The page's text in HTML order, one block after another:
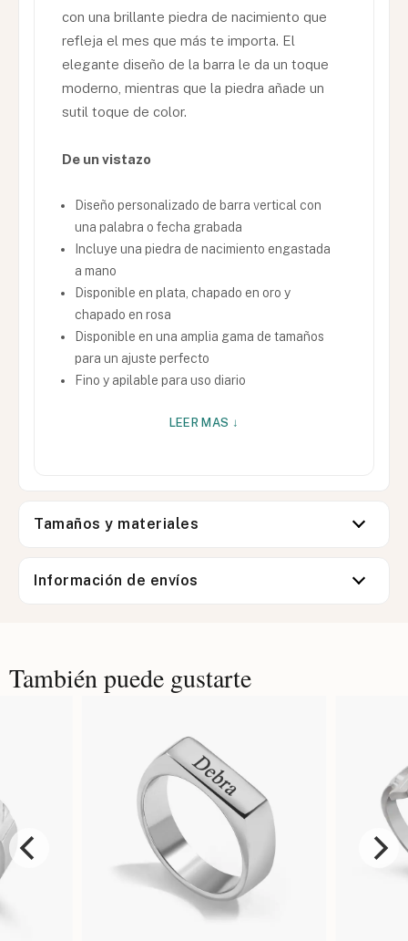
con una brillante piedra de nacimiento que
refleja el mes que más te importa. El
elegante diseño de la barra le da un toque
moderno, mientras que la piedra añade un
sutil toque de color.
De un vistazo
Diseño personalizado de barra vertical con
una palabra o fecha grabada
Incluye una piedra de nacimiento engastada
a mano
Disponible en plata, chapado en oro y
chapado en rosa
Disponible en una amplia gama de tamaños
para un ajuste perfecto
Fino y apilable para uso diario
LEER MAS ↓
Tamaños y materiales
Información de envíos
También puede gustarte